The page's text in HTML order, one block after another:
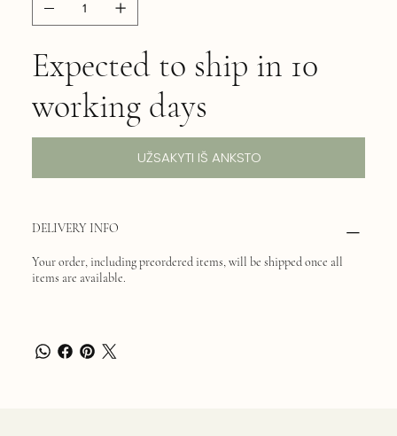
Expected to ship in 10
working days
UŽSAKYTI IŠ ANKSTO
DELIVERY INFO
Your order, including preordered items, will be shipped once all
items are available.